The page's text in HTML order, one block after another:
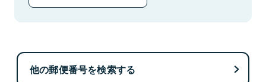
他の郵便番号を検索する